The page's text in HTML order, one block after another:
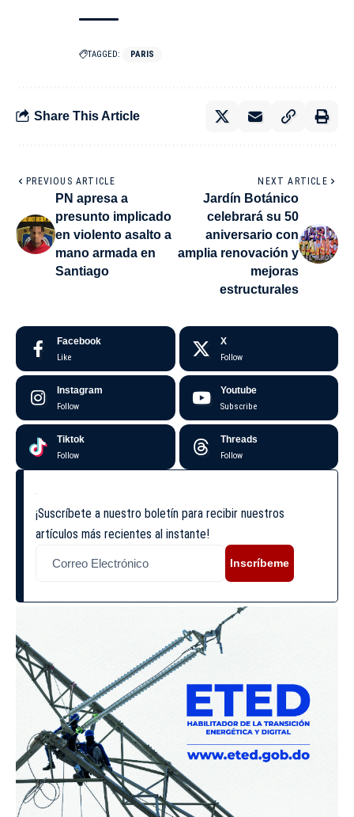
TAGGED: PARIS
Share This Article
PREVIOUS ARTICLE
PN apresa a
presunto implicado
en violento asalto a
mano armada en
Santiago
NEXT ARTICLE
Jardín Botánico
celebrará su 50
aniversario con
amplia renovación y
mejoras
estructurales
Facebook
Like
X
Follow
Instagram
Follow
Youtube
Subscribe
Tiktok
Follow
Threads
Follow
¡Suscríbete a nuestro boletín para recibir nuestros
artículos más recientes al instante!
Inscríbeme